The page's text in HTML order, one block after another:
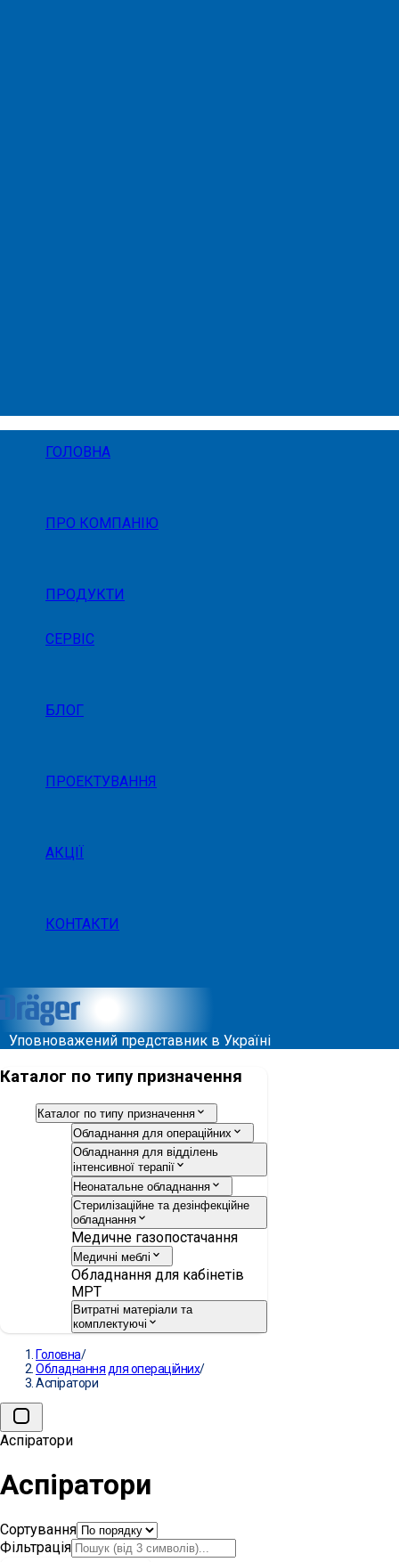
ГОЛОВНА
ПРО КОМПАНІЮ
ПРОДУКТИ
СЕРВІС
БЛОГ
ПРОЕКТУВАННЯ
АКЦІЇ
КОНТАКТИ
Уповноважений представник в Україні
Каталог по типу призначення
Каталог по типу призначення
Обладнання для операційних
Обладнання для відділень
інтенсивної терапії
Неонатальне обладнання
Стерилізаційне та дезінфекційне
обладнання
Медичне газопостачання
Медичні меблі
Обладнання для кабінетів
МРТ
Витратні матеріали та
комплектуючі
Головна/
Обладнання для операційних/
Аспіратори
Аспіратори
Аспіратори
Сортування
Фільтрація